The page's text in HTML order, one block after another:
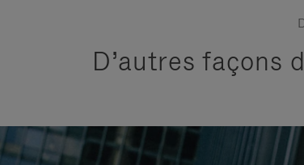
D’autres façons